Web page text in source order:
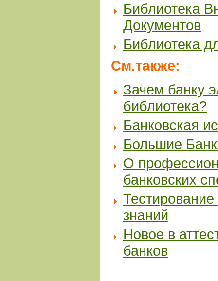
Библиотека
Документов
Библиотека
См.также:
Зачем банку
библиотека?
Банковская
Большие
О
банковских
знаний
Новое в
банков